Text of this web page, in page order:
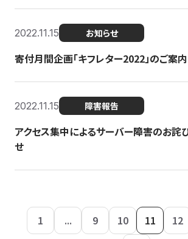
2022.11.15 お知らせ
寄付月間企画「キフレター2022」のご案内
2022.11.15 障害報告
アクセス集中によるサーバー障害のお詫
せ
1 ... 9 10 11 12